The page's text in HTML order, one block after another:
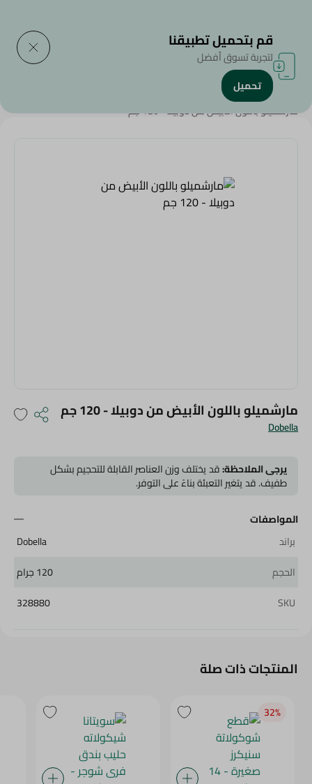
الرئيسية/سناكس وحلويات
مارشميلو باللون الأبيض من دوبيلا - 120 جم
Dobella
مارشميلو باللون الأبيض من دوبيلا - 120 جم
يرجى الملاحظة:قد يختلف وزن العناصر القابلة للتحجيم بشكل
طفيف. قد يتغير التعبئة بناءً على التوفر.
المواصفات
براند
Dobella
الحجم
120 جرام
SKU
328880
المنتجات ذات صلة
32‎%‎
قم بتحميل تطبيقنا
لتجربة تسوق أفضل
تحميل